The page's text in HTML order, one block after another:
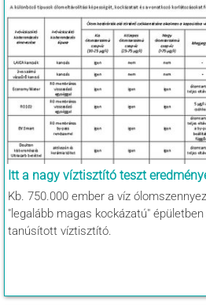
Itt a nagy víztisztító teszt
Kb. 750.000 ember a víz
"legalább magas kockázatú"
tanúsított víztisztító.